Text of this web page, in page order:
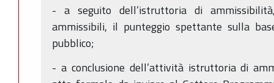
- a seguito dell’istruttoria di
ammissibili, il punteggio spettante sulla
pubblico;
- a conclusione dell’attività istruttoria di